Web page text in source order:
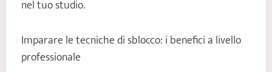
nel tuo studio.
Imparare le tecniche di sblocco: i benefici a livello
professionale